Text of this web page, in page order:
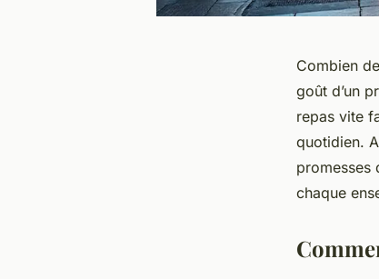
Combien
goût d’un
repas vite
quotidien.
promesses
chaque